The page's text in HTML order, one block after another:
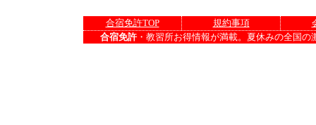
合宿免許TOP 規約事項
合宿免許・教習所お得情報が満載。夏休みの全国